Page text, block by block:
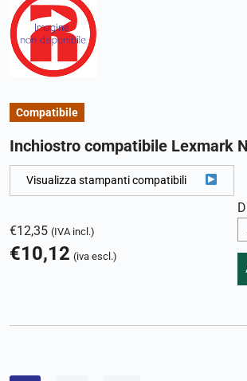
Compatibile
Inchiostro compatibile Lexmark
Visualizza stampanti compatibili
€12,35 (IVA incl.)
€10,12 (iva escl.)